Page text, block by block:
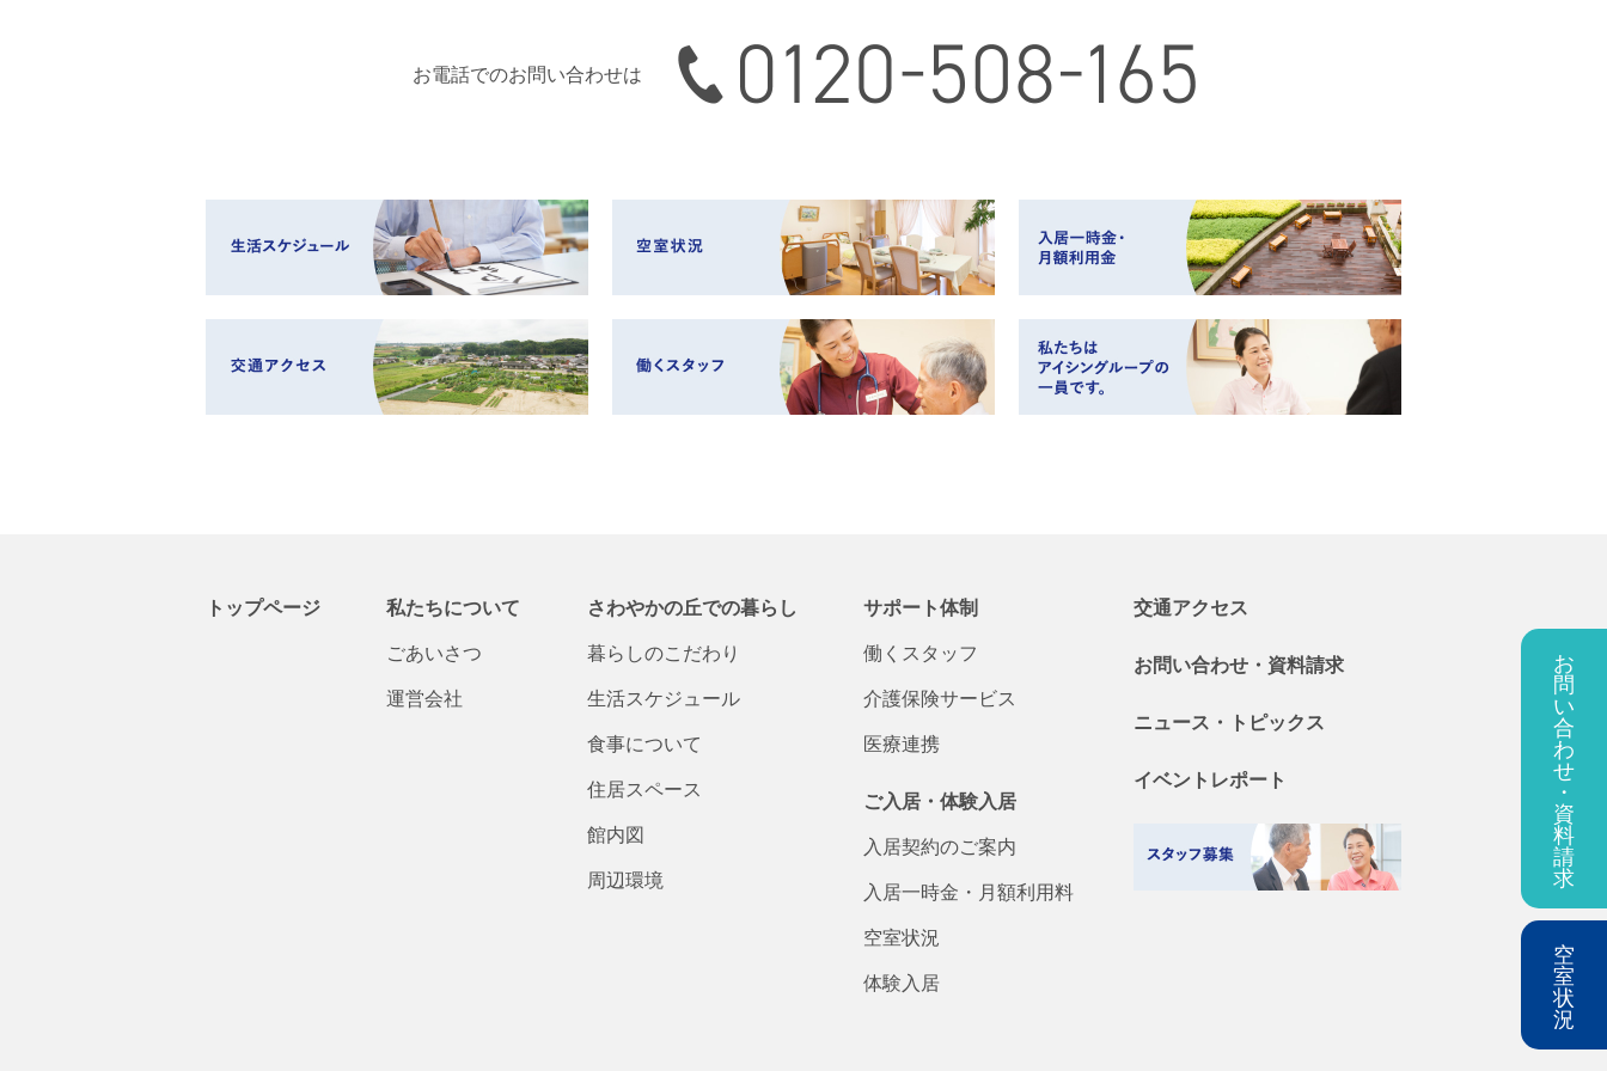
お
問
い
合
わ
せ
・
資
料
請
求
空
室
状
況
お電話でのお問い合わせは 0120-508-165
トップページ
私たちについて
ごあいさつ
運営会社
さわやかの丘での暮らし
暮らしのこだわり
生活スケジュール
食事について
住居スペース
館内図
周辺環境
サポート体制
働くスタッフ
介護保険サービス
医療連携
ご入居・体験入居
入居契約のご案内
入居一時金・ 月額利用料
空室状況
体験入居
交通アクセス
お問い合わせ・ 資料請求
ニュース・ トピックス
イベントレポート